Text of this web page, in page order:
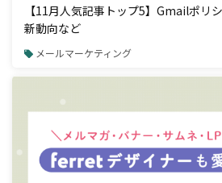
【11月人気記事トップ5】Gmailポリ
新動向など
メールマーケティング